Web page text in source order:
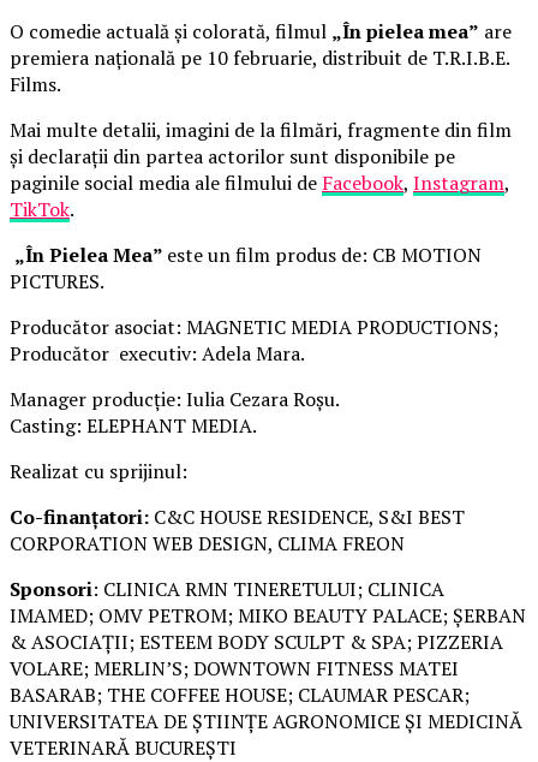
O comedie actuală și colorată, filmul „În pielea mea” are
premiera națională pe 10 februarie, distribuit de T.R.I.B.E.
Films.
Mai multe detalii, imagini de la filmări, fragmente din film
și declarații din partea actorilor sunt disponibile pe
paginile social media ale filmului de Facebook, Instagram,
TikTok.
„În Pielea Mea” este un film produs de: CB MOTION
PICTURES.
Producător asociat: MAGNETIC MEDIA PRODUCTIONS;
Producător executiv: Adela Mara.
Manager producție: Iulia Cezara Roșu.
Casting: ELEPHANT MEDIA.
Realizat cu sprijinul:
Co-finanțatori: C&C HOUSE RESIDENCE, S&I BEST
CORPORATION WEB DESIGN, CLIMA FREON
Sponsori: CLINICA RMN TINERETULUI; CLINICA
IMAMED; OMV PETROM; MIKO BEAUTY PALACE; ȘERBAN
& ASOCIAȚII; ESTEEM BODY SCULPT & SPA; PIZZERIA
VOLARE; MERLIN’S; DOWNTOWN FITNESS MATEI
BASARAB; THE COFFEE HOUSE; CLAUMAR PESCAR;
UNIVERSITATEA DE ȘTIINȚE AGRONOMICE ȘI MEDICINĂ
VETERINARĂ BUCUREȘTI